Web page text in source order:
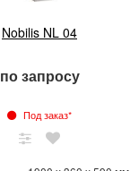
Nobilis NL 04
по запросу
Под заказ*